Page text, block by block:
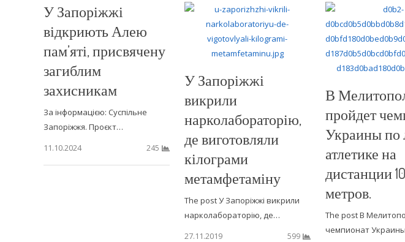
У Запоріжжі
відкриють Алею
пам’яті, присвячену
загиблим
захисникам
За інформацією: Суспільне
Запоріжжя. Проєкт…
11.10.2024
245
У Запоріжжі
викрили
нарколабораторію,
де виготовляли
кілограми
метамфетаміну
The post У Запоріжжі викрили
нарколабораторію, де…
27.11.2019
599
В
пройдет
Украины по
атлетике на
дистанции
метров.
The post В
чемпионат